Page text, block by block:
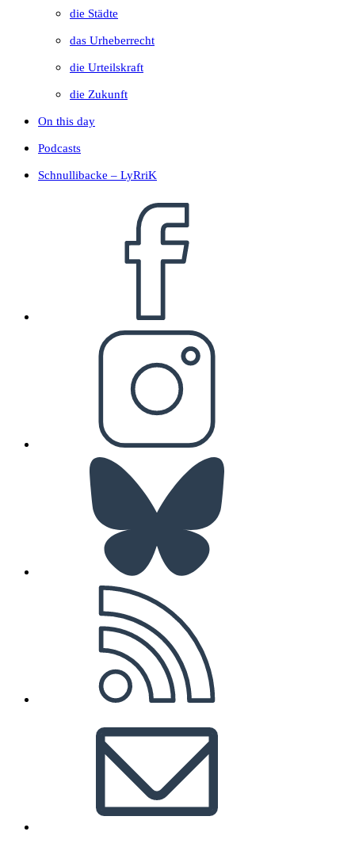
die Städte
das Urheberrecht
die Urteilskraft
die Zukunft
On this day
Podcasts
Schnullibacke – LyRriK